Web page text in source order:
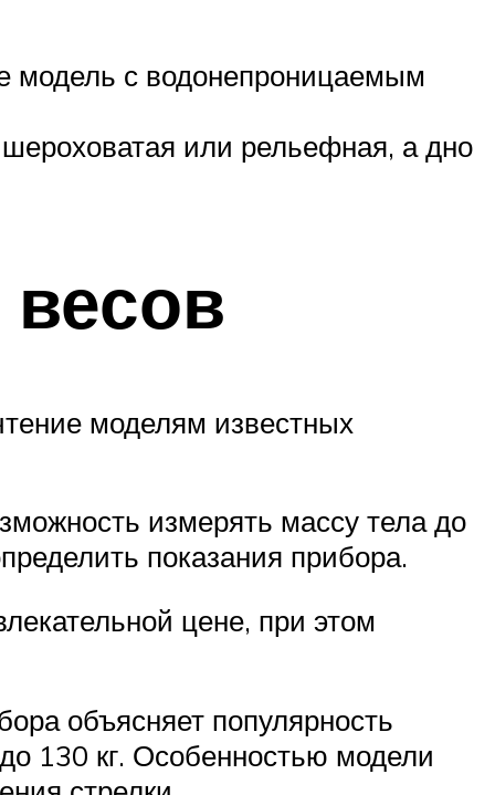
модель с водонепроницаемым
или рельефная, а дно
моделям известных
измерять массу тела до
показания прибора.
цене, при этом
объясняет популярность
130 кг. Особенностью модели